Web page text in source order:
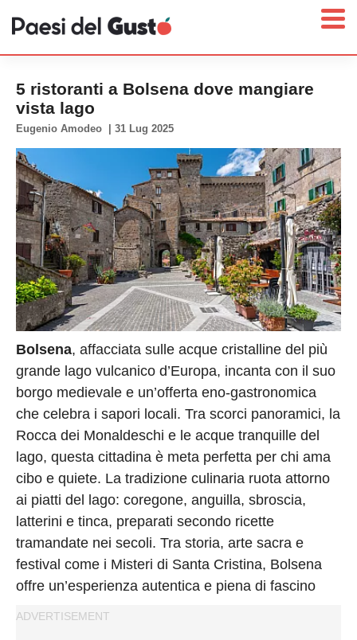
News
Interviste
Territori
Prodotti
Answer
Newsletter
Privacy
Policy
Cookies
Policy
Cambia
Impostazioni
Privacy
Policy
5 ristoranti a Bolsena dove mangiare
vista lago
Eugenio Amodeo 31 Lug 2025
Bolsena, affacciata sulle acque cristalline del più
grande lago vulcanico d’Europa, incanta con il suo
borgo medievale e un’offerta eno-gastronomica
che celebra i sapori locali. Tra scorci panoramici, la
Rocca dei Monaldeschi e le acque tranquille del
lago, questa cittadina è meta perfetta per chi ama
cibo e quiete. La tradizione culinaria ruota attorno
ai piatti del lago: coregone, anguilla, sbroscia,
latterini e tinca, preparati secondo ricette
tramandate nei secoli. Tra storia, arte sacra e
festival come i Misteri di Santa Cristina, Bolsena
offre un’esperienza autentica e piena di fascino